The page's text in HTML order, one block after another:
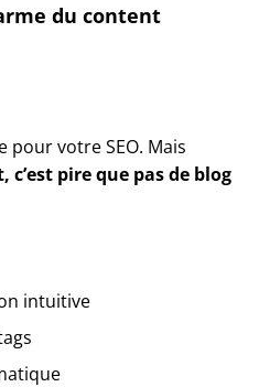
du content
pour votre SEO. Mais
pire que pas de blog
intuitive